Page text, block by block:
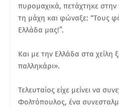
πυρομαχικά, πετάχτηκε
τη μάχη και φώναξε: “Τους
Ελλάδα μας!”.
Και με την Ελλάδα στα χείλη
παλληκάρι».
Τελευταίος είχε μείνει να
Φολτόπουλος, ένα